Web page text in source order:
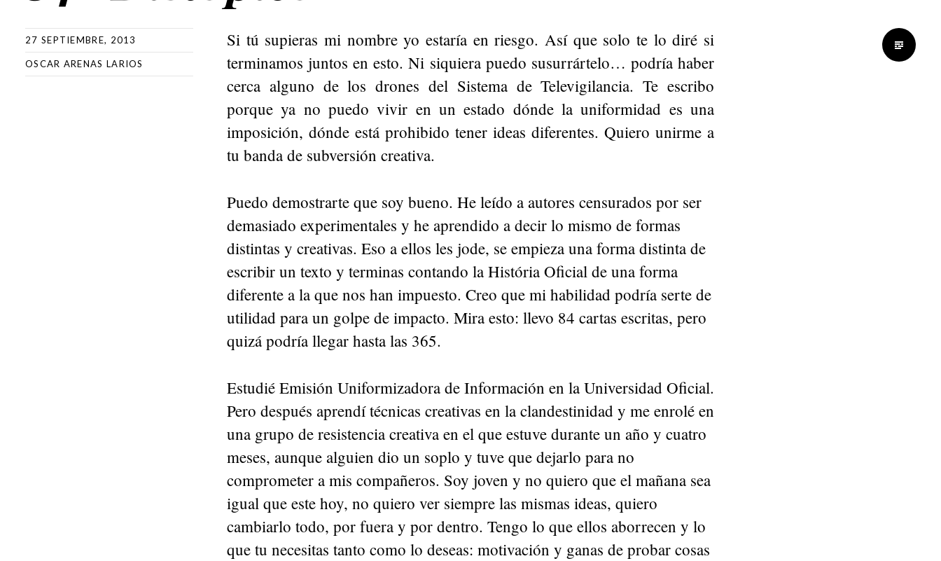
27 SEPTIEMBRE, 2013
OSCAR ARENAS LARIOS
Si tú supieras mi nombre yo estaría en riesgo. Así que solo te lo diré si
terminamos juntos en esto. Ni siquiera puedo susurrártelo… podría haber
cerca alguno de los drones del Sistema de Televigilancia. Te escribo
porque ya no puedo vivir en un estado dónde la uniformidad es una
imposición, dónde está prohibido tener ideas diferentes. Quiero unirme a
tu banda de subversión creativa.
Puedo demostrarte que soy bueno. He leído a autores censurados por ser
demasiado experimentales y he aprendido a decir lo mismo de formas
distintas y creativas. Eso a ellos les jode, se empieza una forma distinta de
escribir un texto y terminas contando la História Oficial de una forma
diferente a la que nos han impuesto. Creo que mi habilidad podría serte de
utilidad para un golpe de impacto. Mira esto: llevo 84 cartas escritas, pero
quizá podría llegar hasta las 365.
Estudié Emisión Uniformizadora de Información en la Universidad Oficial.
Pero después aprendí técnicas creativas en la clandestinidad y me enrolé en
una grupo de resistencia creativa en el que estuve durante un año y cuatro
meses, aunque alguien dio un soplo y tuve que dejarlo para no
comprometer a mis compañeros. Soy joven y no quiero que el mañana sea
igual que este hoy, no quiero ver siempre las mismas ideas, quiero
cambiarlo todo, por fuera y por dentro. Tengo lo que ellos aborrecen y lo
que tu necesitas tanto como lo deseas: motivación y ganas de probar cosas